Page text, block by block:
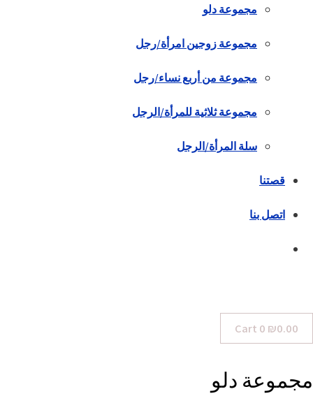
مجموعة دلو
مجموعة زوجين امرأة/رجل
مجموعة من أربع نساء/رجل
مجموعة ثلاثية للمرأة/الرجل
سلة المرأة/الرجل
قصتنا
اتصل بنا
₪0.00
0
Cart
مجموعة دلو